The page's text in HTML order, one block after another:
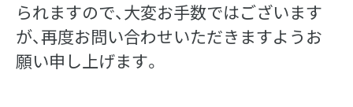
られますので、大変お手数ではございます
が、再度お問い合わせいただきますようお
願い申し上げます。